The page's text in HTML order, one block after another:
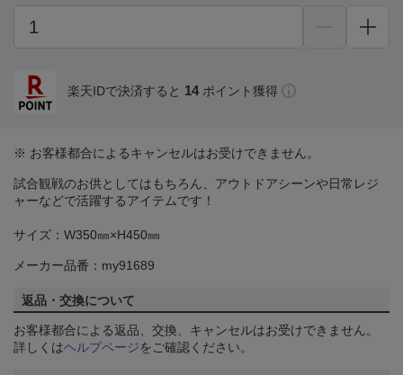
楽天IDで決済すると 14 ポイント獲得
※ お客様都合によるキャンセルはお受けできません。
試合観戦のお供としてはもちろん、アウトドアシーンや日常レジ
ャーなどで活躍するアイテムです！
サイズ：W350㎜×H450㎜
メーカー品番：my91689
返品・交換について
お客様都合による返品、交換、キャンセルはお受けできません。
詳しくはヘルプページをご確認ください。